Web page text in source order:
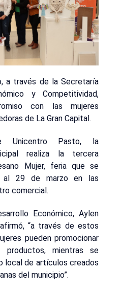
a través de la Secretaría
y Competitividad,
con las mujeres
de La Gran Capital.
Pasto, la
realiza la tercera
Mujer, feria que se
al 29 de marzo en las
comercial.
Económico, Aylen
“a través de estos
pueden promocionar
productos, mientras se
local de artículos creados
del municipio”.